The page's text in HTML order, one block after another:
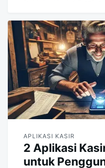
APLIKASI KASIR
2 Aplikasi
untuk